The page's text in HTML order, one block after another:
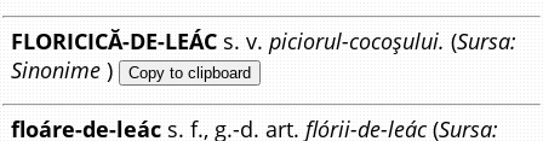
FLORICICĂ-DE-LEÁC s. v.piciorul-cocoșului. (Sursa:
Sinonime ) Copy to clipboard
floáre-de-leác s. f., g.-d. art.flórii-de-leác (Sursa: